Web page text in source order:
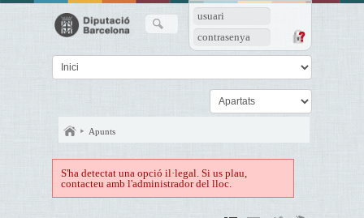
usuari
contrasenya
Apunts
S'ha detectat una opció il·legal. Si us plau,
contacteu amb l'administrador del lloc.